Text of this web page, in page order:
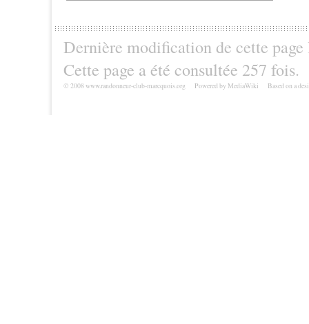
Dernière modification de cette
Cette page a été consultée 257 fois.
© 2008 www.randonneur-club-marcquois.org Powered by MediaWiki Based on a